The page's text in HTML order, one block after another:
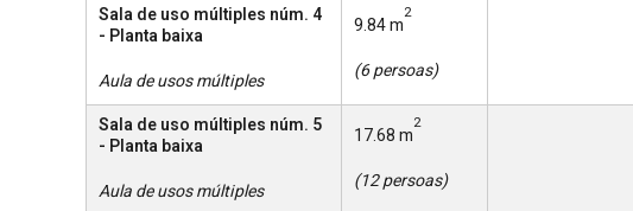
Sala de uso múltiples núm. 4
- Planta baixa
Aula de usos múltiples
9.84 m2
(6 persoas)
Sala de uso múltiples núm. 5
- Planta baixa
Aula de usos múltiples
17.68 m2
(12 persoas)